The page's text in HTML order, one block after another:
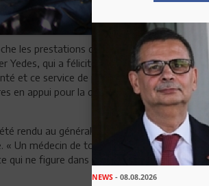
les prestations du patient, meilleurs
Yedes, qui a félicité le ministère de la
et ce service de pointe. Il s’est déclaré
en appui pour la qualité des prestations et
rendu au général de brigade médecin
« Un médecin de tous les combats, dira le
qui ne figure dans aucun manuel et vous
NEWS - 08.08.2026